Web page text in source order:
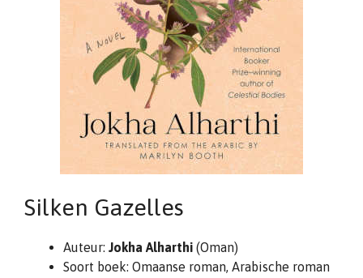
Silken Gazelles
Auteur: Jokha Alharthi (Oman)
Soort boek: Omaanse roman, Arabische roman